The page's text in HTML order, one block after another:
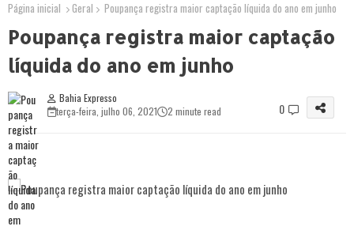
Página inicial Geral Poupança registra maior captação líquida do ano em junho
Poupança registra maior captação
líquida do ano em junho
Bahia Expresso
terça-feira, julho 06, 2021
2 minute read 0